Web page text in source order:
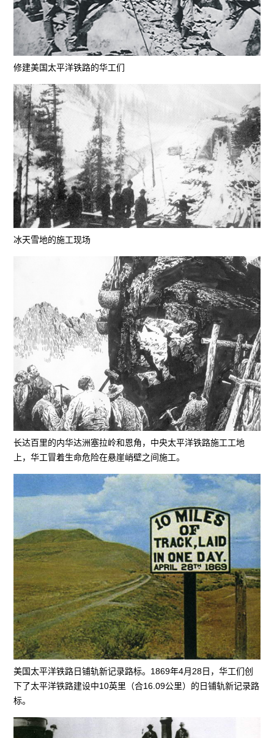
修建美国太平洋铁路的华工们
冰天雪地的施工现场
长达百里的内华达洲塞拉岭和恩角，中央太平洋铁路施工工地
上，华工冒着生命危险在悬崖峭壁之间施工。
美国太平洋铁路日铺轨新记录路标。1869年4月28日，华工们创
下了太平洋铁路建设中10英里（合16.09公里）的日铺轨新记录路
标。